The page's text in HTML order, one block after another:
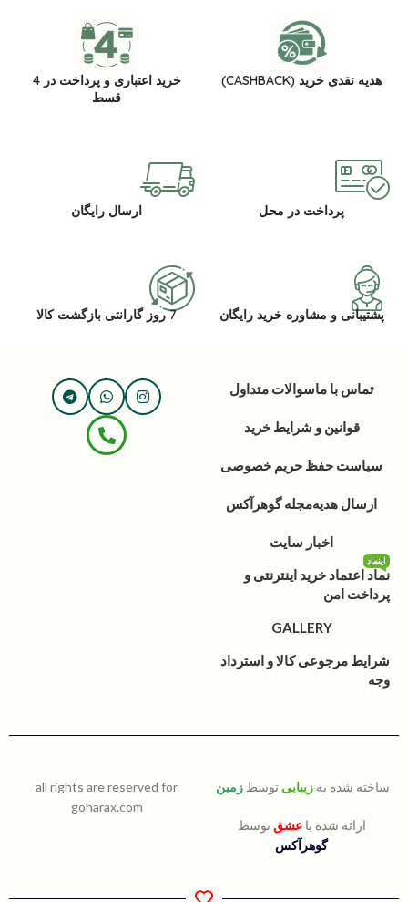
هدیه نقدی خرید (CASHBACK)
خرید اعتباری و پرداخت در 4
قسط
پرداخت در محل ارسال رایگان
پشتیبانی و مشاوره خرید رایگان 7 روز گارانتی بازگشت کالا
تماس با ماسوالات متداول
قوانین و شرایط خرید
سیاست حفظ حریم خصوصی
ارسال هدیهمجله گوهرآکس
اخبار سایت
نماد اعتماد خرید اینترنتی و
پرداخت امن
اینماد
GALLERY
شرایط مرجوعی کالا و استرداد
وجه
ساخته شده به زیبایی توسط زمین
ارائه شده باعشق توسط
گوهرآکس
all rights are reserved for
goharax.com